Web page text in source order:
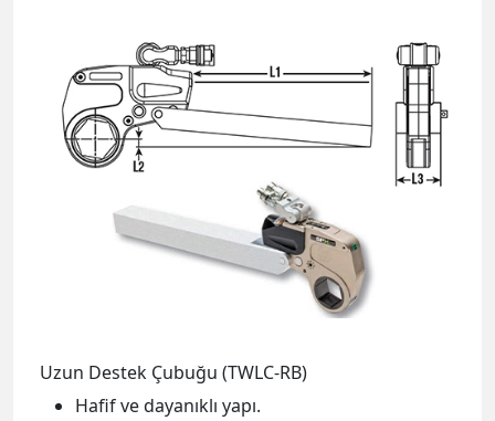
Uzun Destek Çubuğu (TWLC-RB)
Hafif ve dayanıklı yapı.